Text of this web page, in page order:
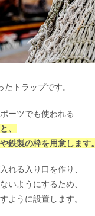
たトラップです。
ーツでも使われる
、
鉄製の枠を用意します。
れる入り口を作り、
いようにするため、
ように設置します。